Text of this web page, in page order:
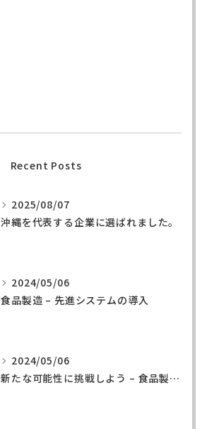
Recent Posts
2025/08/07
沖縄を代表する企業に選ばれました。
2024/05/06
食品製造 – 先進システムの導入
2024/05/06
新たな可能性に挑戦しよう – 食品製造の世界へ